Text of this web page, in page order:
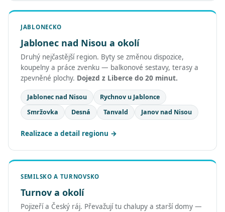
JABLONECKO
Jablonec nad Nisou a okolí
Druhý nejčastější region. Byty se změnou dispozice,
koupelny a práce zvenku — balkonové sestavy, terasy a
zpevněné plochy. Dojezd z Liberce do 20 minut.
Jablonec nad Nisou
Rychnov u Jablonce
Smržovka
Desná Tanvald Janov nad Nisou
Realizace a detail regionu
SEMILSKO A TURNOVSKO
Turnov a okolí
Pojizeří a Český ráj. Převažují tu chalupy a starší domy —